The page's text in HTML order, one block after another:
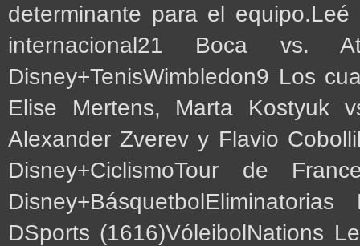
determinante para el
internacional21 Boca vs.
Disney+TenisWimbledon9 Los
Elise Mertens, Marta Kostyuk
Alexander Zverev y Flavio
Disney+CiclismoTour de
DSports (1616)VóleibolNations